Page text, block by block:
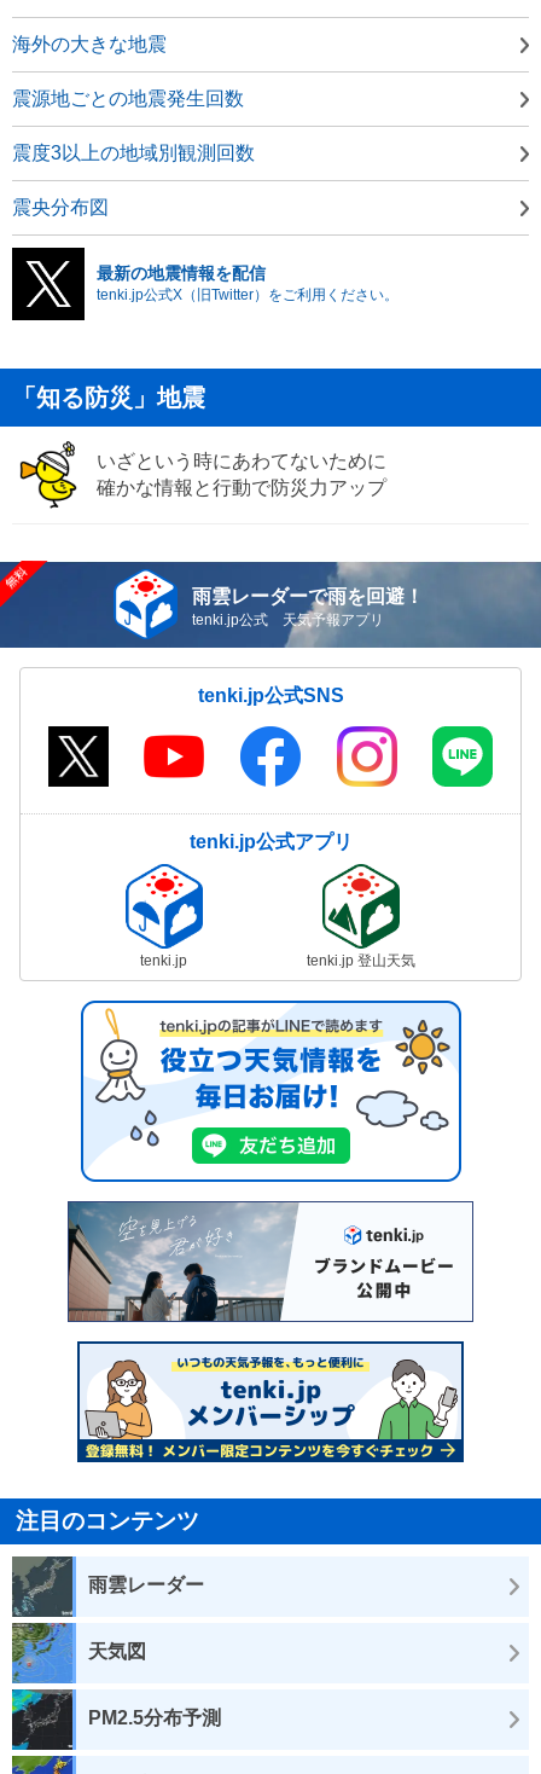
海外の大きな地震
震源地ごとの地震発生回数
震度3以上の地域別観測回数
震央分布図
最新の地震情報を配信
tenki.jp公式X（旧Twitter）をご利用ください。
「知る防災」地震
いざという時にあわてないために
確かな情報と行動で防災力アップ
雨雲レーダーで雨を回避！
tenki.jp公式 天気予報アプリ
tenki.jp公式SNS
tenki.jp公式アプリ
tenki.jp tenki.jp 登山天気
注目のコンテンツ
雨雲レーダー
天気図
PM2.5分布予測